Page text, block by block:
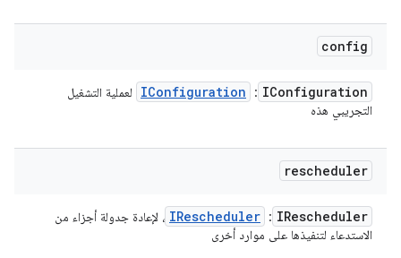
config
IConfiguration
:
IConfiguration
لعملية التشغيل
التجريبي هذه
rescheduler
IRescheduler
:
IRescheduler ، لإعادة جدولة أجزاء من
الاستدعاء لتنفيذها على موارد أخرى